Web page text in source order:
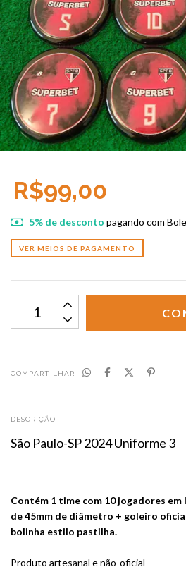
R$99,00
5% de desconto pagando com
VER MEIOS DE PAGAMENTO
COMPARTILHAR
DESCRIÇÃO
São Paulo-SP 2024 Uniforme 3
Contém 1 time com 10 jogadores
de 45mm de diâmetro + goleiro
bolinha estilo pastilha.
Produto artesanal e não-oficial